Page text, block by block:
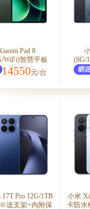
Pad 8
WiFi)智慧平板
14550元/台
(8G/
Pro 12G/1TB
送支架+內附保
小米
卡防